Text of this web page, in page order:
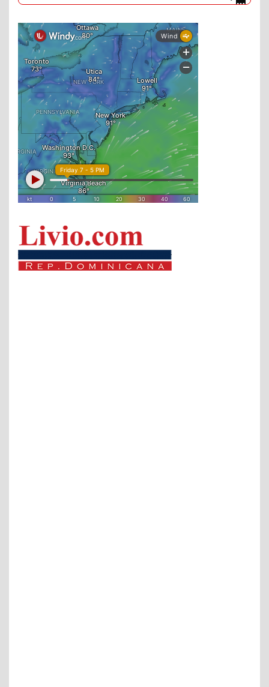
DaysPedia.com